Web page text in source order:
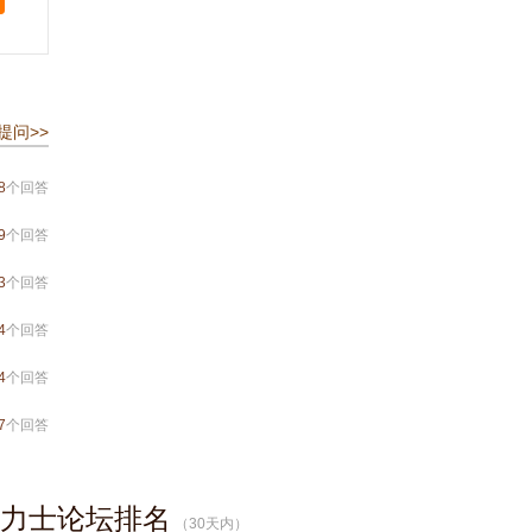
问>>
个回答
个回答
个回答
个回答
个回答
个回答
士论坛排名 （30天内）